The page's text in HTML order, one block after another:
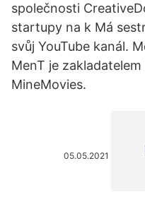
společnosti
startupy na k Má
svůj YouTube kanál.
MenT je
MineMovies.
05.05.2021